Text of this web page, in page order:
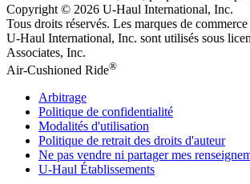
Copyright © 2026 U-Haul International, Inc.
Tous droits réservés. Les marques de
U-Haul International, Inc. sont utilisés sous
Associates, Inc.
Air-Cushioned Ride®
Arbitrage
Politique de confidentialité
Modalités d'utilisation
Politique de retrait des droits d'auteur
Ne pas vendre ni partager mes
U-Haul Établissements